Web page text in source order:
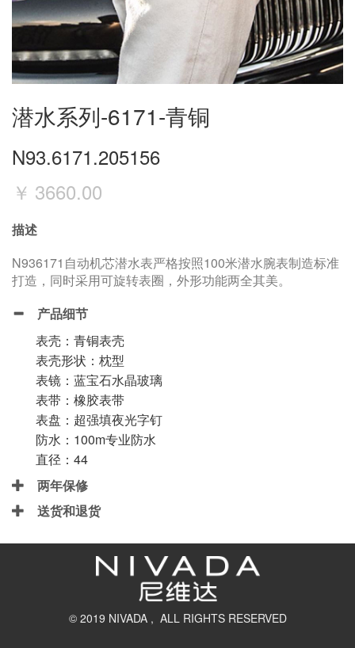
潜水系列-6171-青铜
N93.6171.205156
￥ 3660.00
描述
N936171自动机芯潜水表严格按照100米潜水腕表制造标准
打造，同时采用可旋转表圈，外形功能两全其美。
产品细节
表壳：青铜表壳
表壳形状：枕型
表镜：蓝宝石水晶玻璃
表带：橡胶表带
表盘：超强填夜光字钉
防水：100m专业防水
直径：44
两年保修
送货和退货
© 2019 NIVADA , ALL RIGHTS RESERVED